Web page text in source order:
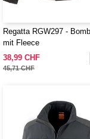
Regatta RGW297 -
mit Fleece
38,99 CHF
45,71 CHF